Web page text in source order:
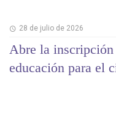
28 de julio de 2026
Abre la
educación para el